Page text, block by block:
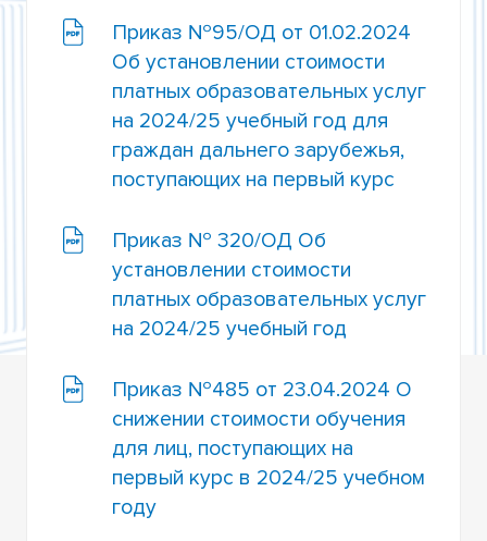
ОБРАЗЦЫ ДОГОВОРОВ
БЛАНКИ ДОКУМЕНТОВ
СТОИМОСТЬ ОБУЧЕНИЯ
ПОРЯДОК ОПЛАТЫ ОБУЧЕНИЯ
СОЦИАЛЬНЫЙ НАЛОГОВЫЙ ВЫЧЕТ
ОБРАЗОВАТЕЛЬНЫЙ КРЕДИТ С
ГОСПОДДЕРЖКОЙ
ПЕРЕВОД НА БЮДЖЕТ
Приказ №95/ОД от 01.02.2024
Об установлении стоимости
платных образовательных услуг
на 2024/25 учебный год для
граждан дальнего зарубежья,
поступающих на первый курс
Приказ № 320/ОД Об
установлении стоимости
платных образовательных услуг
на 2024/25 учебный год
Приказ №485 от 23.04.2024 О
снижении стоимости обучения
для лиц, поступающих на
первый курс в 2024/25 учебном
году